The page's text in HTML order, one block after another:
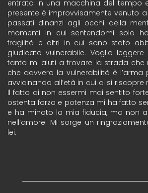
entrato in una macchina del tempo
presente è improvvisamente venuto
passati dinanzi agli occhi della
momenti in cui sentendomi solo
fragilità e altri in cui sono stato
giudicato vulnerabile. Voglio
tanto mi aiuti a trovare la strada che
che davvero la vulnerabilità è l’arma
avvicinando all’età in cui ci si riscopre
Il fatto di non essermi mai sentito
ostenta forza e potenza mi ha fatto
e ha minato la mia fiducia, ma non
nell’amore. Mi sorge un
lei.